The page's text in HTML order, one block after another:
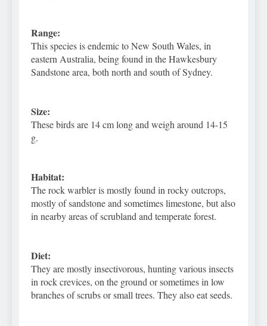
Range:
This species is endemic to New South Wales, in
eastern Australia, being found in the Hawkesbury
Sandstone area, both north and south of Sydney.
Size:
These birds are 14 cm long and weigh around 14-15
g.
Habitat:
The rock warbler is mostly found in rocky outcrops,
mostly of sandstone and sometimes limestone, but also
in nearby areas of scrubland and temperate forest.
Diet:
They are mostly insectivorous, hunting various insects
in rock crevices, on the ground or sometimes in low
branches of scrubs or small trees. They also eat seeds.